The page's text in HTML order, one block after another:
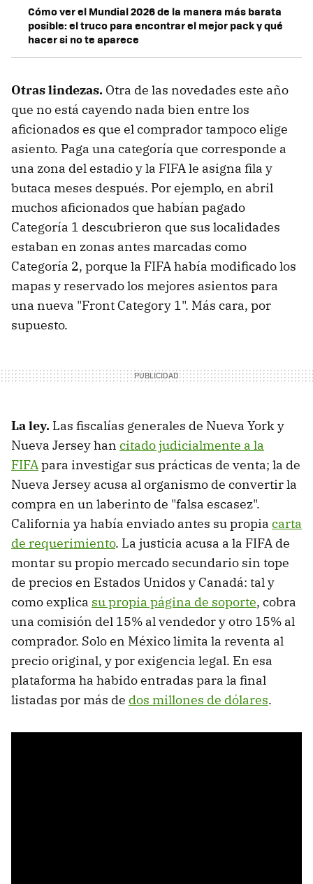
Cómo ver el Mundial 2026 de la manera más barata
posible: el truco para encontrar el mejor pack y qué
hacer si no te aparece
Otras lindezas. Otra de las novedades este año
que no está cayendo nada bien entre los
aficionados es que el comprador tampoco elige
asiento. Paga una categoría que corresponde a
una zona del estadio y la FIFA le asigna fila y
butaca meses después. Por ejemplo, en abril
muchos aficionados que habían pagado
Categoría 1 descubrieron que sus localidades
estaban en zonas antes marcadas como
Categoría 2, porque la FIFA había modificado los
mapas y reservado los mejores asientos para
una nueva "Front Category 1". Más cara, por
supuesto.
La ley. Las fiscalías generales de Nueva York y
Nueva Jersey han citado judicialmente a la
FIFApara investigar sus prácticas de venta; la de
Nueva Jersey acusa al organismo de convertir la
compra en un laberinto de "falsa escasez".
California ya había enviado antes su propia carta
de requerimiento. La justicia acusa a la FIFA de
montar su propio mercado secundario sin tope
de precios en Estados Unidos y Canadá: tal y
como explica su propia página de soporte, cobra
una comisión del 15% al vendedor y otro 15% al
comprador. Solo en México limita la reventa al
precio original, y por exigencia legal. En esa
plataforma ha habido entradas para la final
listadas por más de dos millones de dólares.